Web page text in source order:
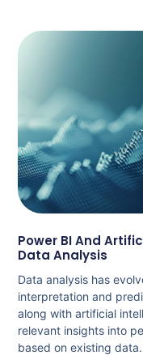
Power BI And
Data Analysis
Data analysis has
interpretation and
along with artificial
relevant insights into
based on existing